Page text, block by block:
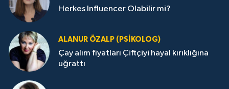
Herkes Influencer Olabilir mi?
ALANUR ÖZALP (PSIKOLOG)
Çay alım fiyatları Çiftçiyi hayal kırıklığına
uğrattı